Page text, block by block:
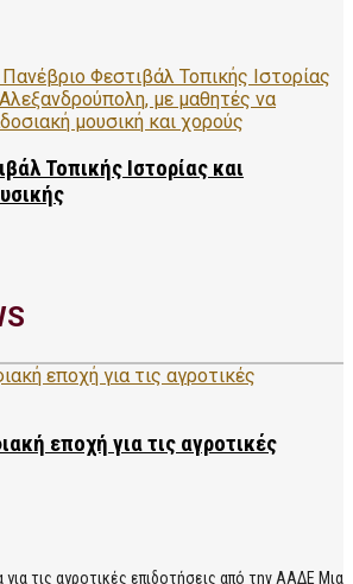
Τοπικής Ιστορίας και
εποχή για τις αγροτικές
τις αγροτικές επιδοτήσεις από την ΑΑΔΕ Μια